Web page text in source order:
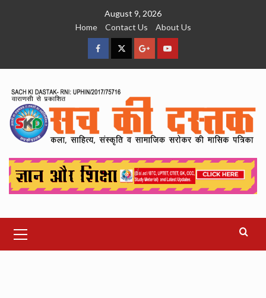
August 9, 2026
Home
Contact Us About Us
facebookTwitterGoogleYouTube
Menu